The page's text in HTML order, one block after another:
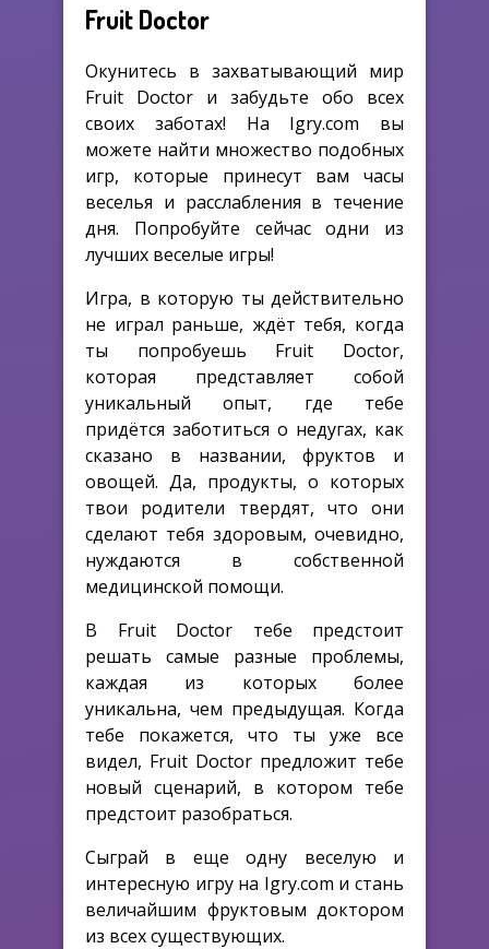
Fruit Doctor
Окунитесь в захватывающий мир
Fruit Doctor и забудьте обо всех
своих заботах! На Igry.com вы
можете найти множество подобных
игр, которые принесут вам часы
веселья и расслабления в течение
дня. Попробуйте сейчас одни из
лучших веселые игры!
Игра, в которую ты действительно
не играл раньше, ждёт тебя, когда
ты попробуешь Fruit Doctor,
которая представляет собой
уникальный опыт, где тебе
придётся заботиться о недугах, как
сказано в названии, фруктов и
овощей. Да, продукты, о которых
твои родители твердят, что они
сделают тебя здоровым, очевидно,
нуждаются в собственной
медицинской помощи.
В Fruit Doctor тебе предстоит
решать самые разные проблемы,
каждая из которых более
уникальна, чем предыдущая. Когда
тебе покажется, что ты уже все
видел, Fruit Doctor предложит тебе
новый сценарий, в котором тебе
предстоит разобраться.
Сыграй в еще одну веселую и
интересную игру на Igry.com и стань
величайшим фруктовым доктором
из всех существующих.